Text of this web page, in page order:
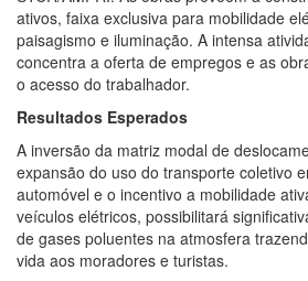
ativos, faixa exclusiva para mobilidade
paisagismo e iluminação. A intensa
concentra a oferta de empregos e as
o acesso do trabalhador.
Resultados Esperados
A inversão da matriz modal de
expansão do uso do transporte coletivo
automóvel e o incentivo a mobilidade
veículos elétricos, possibilitará
de gases poluentes na atmosfera
vida aos moradores e turistas.